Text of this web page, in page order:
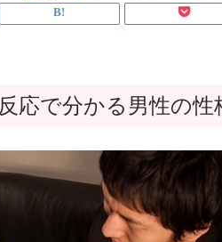
応で分かる男性の性